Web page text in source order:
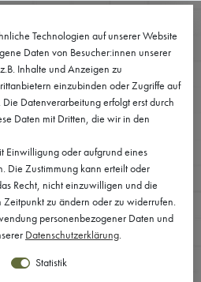
Technologien auf unserer Website
Daten von Besucher:innen unserer
Inhalte und Anzeigen zu
einzubinden oder Zugriffe auf
Datenverarbeitung erfolgt erst durch
Daten mit Dritten, die wir in den
Einwilligung oder aufgrund eines
Die Zustimmung kann erteilt oder
Recht, nicht einzuwilligen und die
zu ändern oder zu widerrufen.
personenbezogener Daten und
Daten­schutz­erklärung.
Statistik